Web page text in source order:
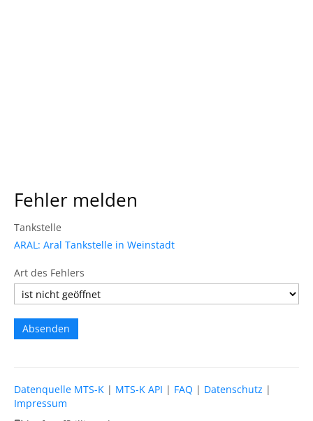
Fehler melden
Tankstelle
ARAL: Aral Tankstelle in Weinstadt
Art des Fehlers
Datenquelle MTS-K | MTS-K API | FAQ | Datenschutz |
Impressum